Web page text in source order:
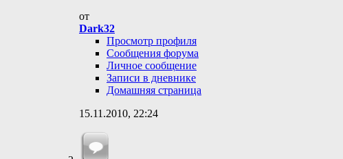
от
Dark32
Просмотр профиля
Сообщения форума
Личное сообщение
Записи в дневнике
Домашняя страница
15.11.2010, 22:24